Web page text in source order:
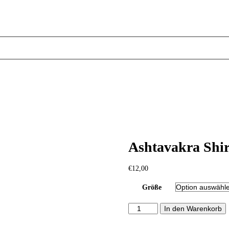
Ashtavakra
€12,00
Größe
Ashtavakra
Shirt
In den Warenkorb